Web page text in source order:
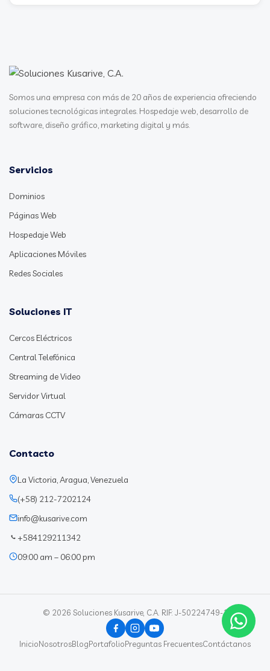
Somos una empresa con más de 20 años de experiencia ofreciendo
soluciones tecnológicas integrales. Hospedaje web, desarrollo de
software, diseño gráfico, marketing digital y más.
Servicios
Dominios
Páginas Web
Hospedaje Web
Aplicaciones Móviles
Redes Sociales
Soluciones IT
Cercos Eléctricos
Central Telefónica
Streaming de Video
Servidor Virtual
Cámaras CCTV
Contacto
La Victoria, Aragua, Venezuela
(+58) 212-7202124
info@kusarive.com
+584129211342
09:00 am – 06:00 pm
© 2026 Soluciones Kusarive, C.A. RIF: J-50224749-1
InicioNosotrosBlogPortafolioPreguntas FrecuentesContáctanos